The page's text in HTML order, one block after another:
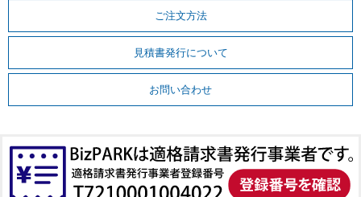
ご注文方法
見積書発行について
お問い合わせ